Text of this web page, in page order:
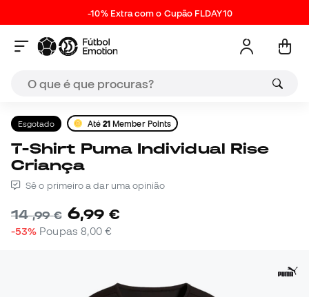
-10% Extra com o Cupão FLDAY10
Esgotado Até 21 Member Points
T-Shirt Puma Individual Rise
Criança
Sê o primeiro a dar uma opinião
14,99 € 6,99 €
-53% Poupas 8,00 €